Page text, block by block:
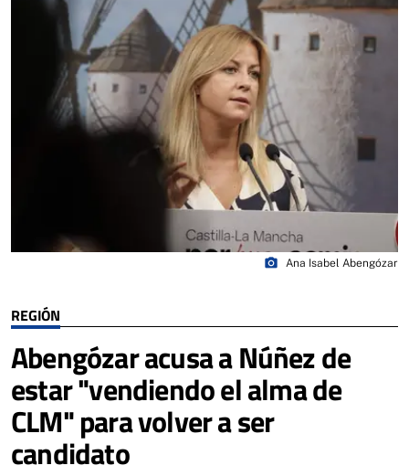
REGIÓN
Abengózar acusa a Núñez de
estar "vendiendo el alma de
CLM" para volver a ser
candidato
photo_camera Ana Isabel Abengózar